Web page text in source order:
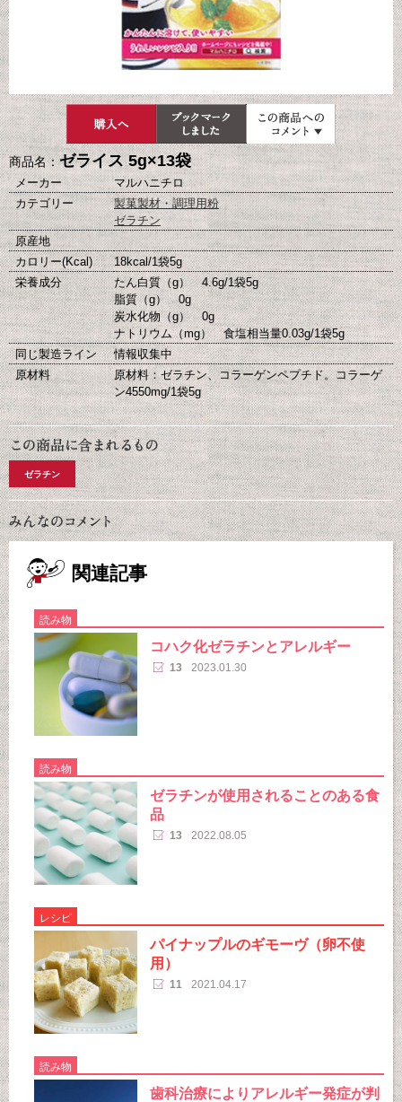
商品名：ゼライス 5g×13袋
メーカー
マルハニチロ
カテゴリー
製菓製材・調理用粉
ゼラチン
原産地
カロリー(Kcal)
18kcal/1袋5g
栄養成分
たん白質（g） 4.6g/1袋5g
脂質（g） 0g
炭水化物（g） 0g
ナトリウム（mg） 食塩相当量0.03g/1袋5g
同じ製造ライン
情報収集中
原材料
原材料：ゼラチン、コラーゲンペプチド。コラーゲ
ン4550mg/1袋5g
ゼラチン
関連記事
読み物
コハク化ゼラチンとアレルギー
13 2023.01.30
読み物
ゼラチンが使用されることのある食
品
13 2022.08.05
レシピ
パイナップルのギモーヴ（卵不使
用）
11 2021.04.17
読み物
歯科治療によりアレルギー発症が判